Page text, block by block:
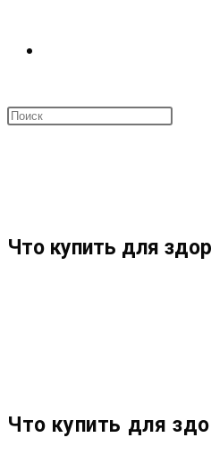
ПОИСК
ВЕБ-
Что купить для
Что купить для